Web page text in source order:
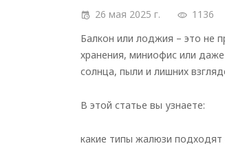
26 мая 2025 г. 1136
Балкон или лоджия – это не
хранения, миниофис или
солнца, пыли и лишних
В этой статье вы узнаете:
какие типы жалюзи